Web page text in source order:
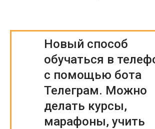
Новый способ
обучаться в
с помощью бота
Телеграм. Можно
делать курсы,
марафоны, учить